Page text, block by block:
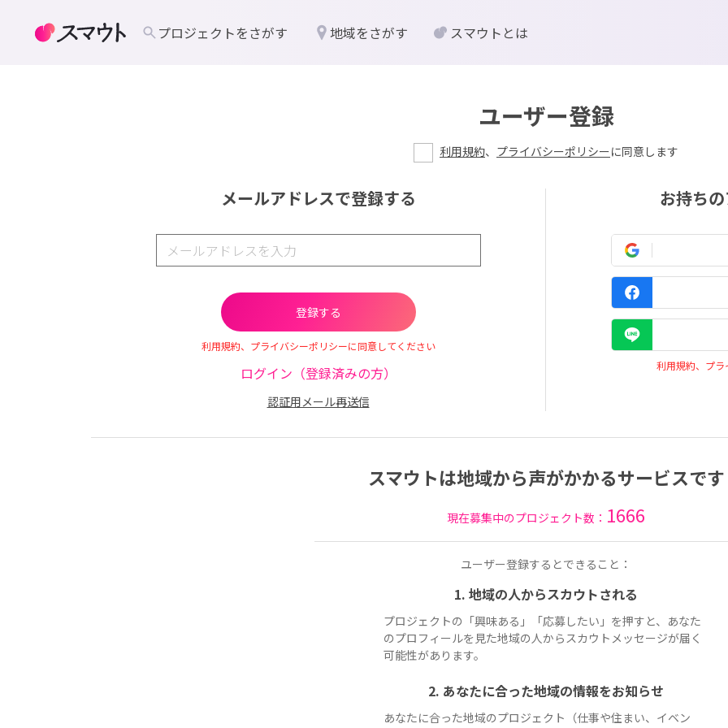
ユーザー登録
利用規約、 プライバシーポリシーに同意します
メールアドレスで登録する
利用規約、プライバシーポリシーに同意してください
ログイン（登録済みの方）
認証用メール再送信
お持ち
利用規約、プ
スマウトは地域から声がかかるサービスです
現在募集中のプロジェクト数： 1666
ユーザー登録するとできること：
1. 地域の人からスカウトされる
プロジェクトの「興味ある」「応募したい」を押すと、あなた
のプロフィールを見た地域の人からスカウトメッセージが届く
可能性があります。
2. あなたに合った地域の情報をお知らせ
あなたに合った地域のプロジェクト（仕事や住まい、イベン
プロジェクトをさがす 地域をさがす スマウトとは